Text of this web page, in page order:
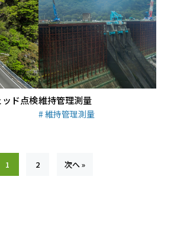
ド点検維持管理測量
維持管理測量
1 2 次へ »